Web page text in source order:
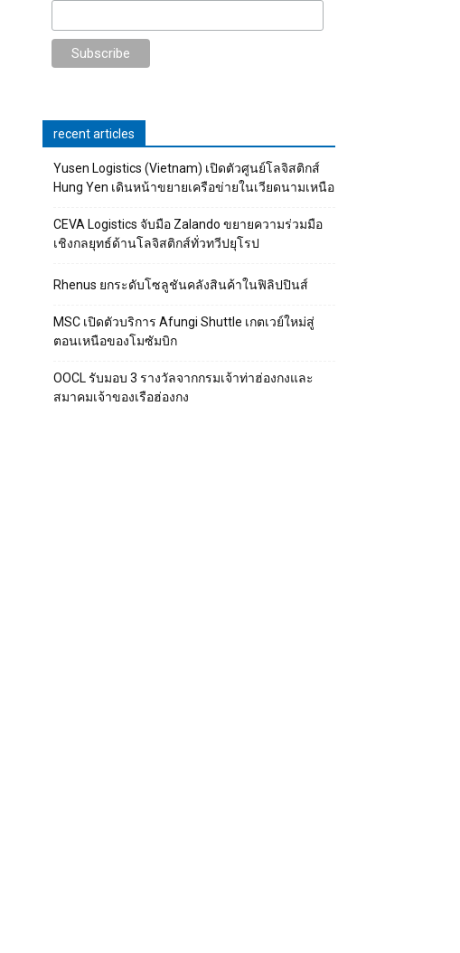
recent articles
Yusen Logistics (Vietnam) เปิดตัวศูนย์โลจิสติกส์
Hung Yen เดินหน้าขยายเครือข่ายในเวียดนามเหนือ
CEVA Logistics จับมือ Zalando ขยายความร่วมมือ
เชิงกลยุทธ์ด้านโลจิสติกส์ทั่วทวีปยุโรป
Rhenus ยกระดับโซลูชันคลังสินค้าในฟิลิปปินส์
MSC เปิดตัวบริการ Afungi Shuttle เกตเวย์ใหม่สู่
ตอนเหนือของโมซัมบิก
OOCL รับมอบ 3 รางวัลจากกรมเจ้าท่าฮ่องกงและ
สมาคมเจ้าของเรือฮ่องกง